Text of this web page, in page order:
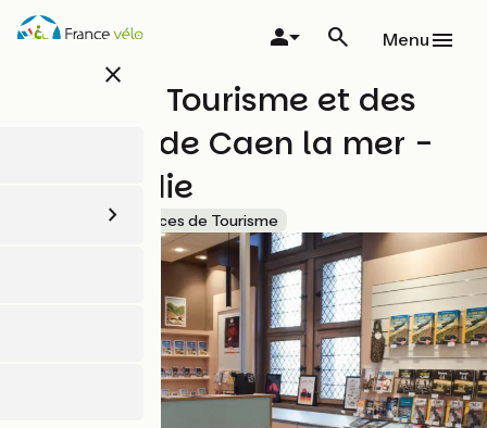
Aller
au
close
Menu
Office de Tourisme et des
Congrès de Caen la mer -
Normandie
Accueil Vélo Offices de Tourisme